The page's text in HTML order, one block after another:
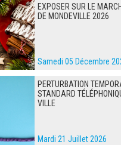
EXPOSER SUR LE
DE MONDEVILLE 2026
Samedi 05 Décembre
PERTURBATION
STANDARD
VILLE
Mardi 21 Juillet 2026